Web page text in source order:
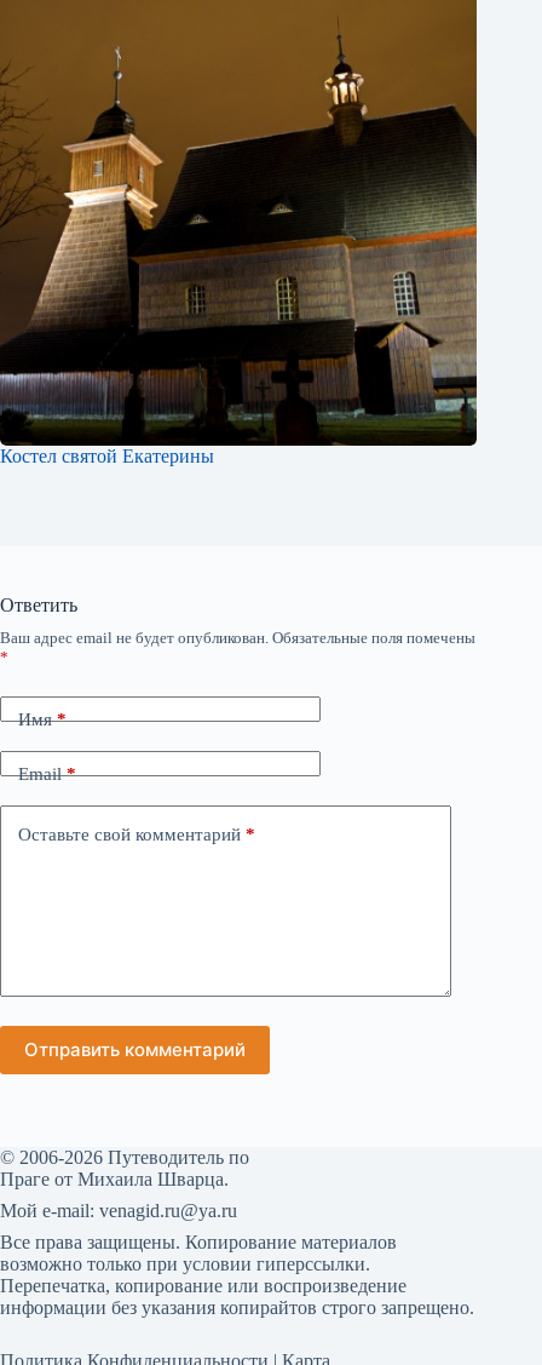
Костел святой Екатерины
Ответить
Ваш адрес email не будет опубликован. Обязательные поля помечены
*
Имя*
Email*
Оставьте свой комментарий *
Отправить комментарий
© 2006-2026 Путеводитель по
Праге от Михаила Шварца.
Мой е-mail: venagid.ru@ya.ru
Все права защищены. Копирование материалов
возможно только при условии гиперссылки.
Перепечатка, копирование или воспроизведение
информации без указания копирайтов строго запрещено.
Политика Конфиденциальности | Карта